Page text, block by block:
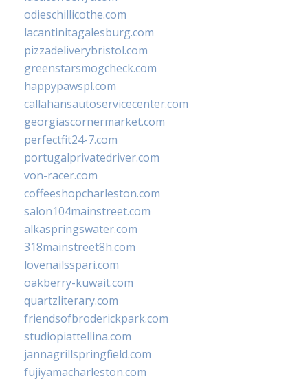
odieschillicothe.com
lacantinitagalesburg.com
pizzadeliverybristol.com
greenstarsmogcheck.com
happypawspl.com
callahansautoservicecenter.com
georgiascornermarket.com
perfectfit24-7.com
portugalprivatedriver.com
von-racer.com
coffeeshopcharleston.com
salon104mainstreet.com
alkaspringswater.com
318mainstreet8h.com
lovenailsspari.com
oakberry-kuwait.com
quartzliterary.com
friendsofbroderickpark.com
studiopiattellina.com
jannagrillspringfield.com
fujiyamacharleston.com